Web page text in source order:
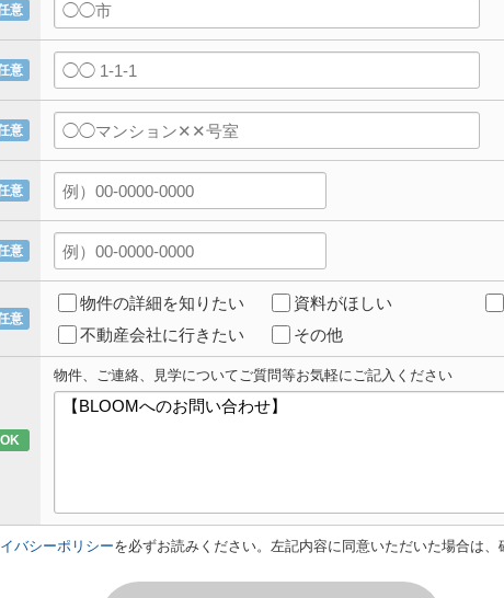
意
意
意
意
意
意
物件の詳細を知りたい 資料がほしい
不動産会社に行きたい
その他
OK
物件、ご連絡、見学についてご質問等お気軽にご記入ください
バシーポリシーを必ずお読みください。左記内容に同意いただいた場合は、